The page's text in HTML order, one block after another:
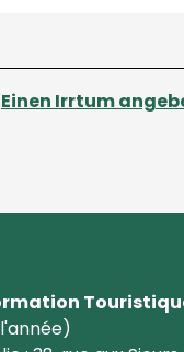
Einen Irrtum